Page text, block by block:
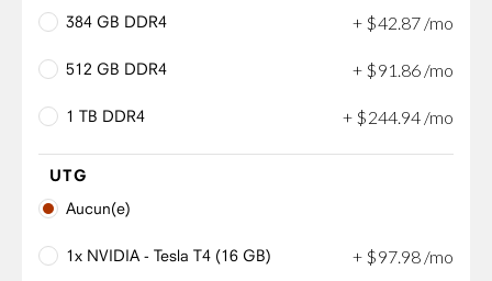
384 GB DDR4 + $42.87 /mo
512 GB DDR4 + $91 .86 /mo
1 TB DDR4 + $244 94 /mo
UTG
Aucun(e)
1x NVIDIA - Tesla T4 (16 GB) + $97.98 /mo